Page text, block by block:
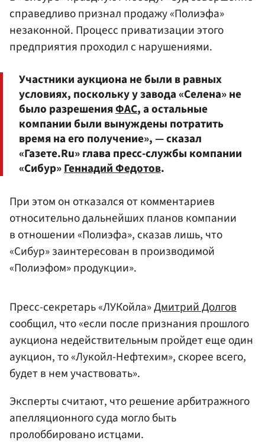
справедливо признал продажу «Полиэфа»
незаконной. Процесс приватизации этого
предприятия проходил с нарушениями.
Участники аукциона не были в равных
условиях, поскольку у завода «Селена» не
было разрешенияФАС, а остальные
компании были вынуждены потратить
время на его получение», — сказал
«Газете.Ru» глава пресс-службы компании
«Сибур»Геннадий Федотов.
При этом он отказался от комментариев
относительно дальнейших планов компании
в отношении «Полиэфа», сказав лишь, что
«Сибур» заинтересован в производимой
«Полиэфом» продукции».
Пресс-секретарь «ЛУКойла»Дмитрий Долгов
сообщил, что «если после признания прошлого
аукциона недействительным пройдет еще один
аукцион, то «Лукойл-Нефтехим», скорее всего,
будет в нем участвовать».
Эксперты считают, что решение арбитражного
апелляционного суда могло быть
пролоббировано истцами.